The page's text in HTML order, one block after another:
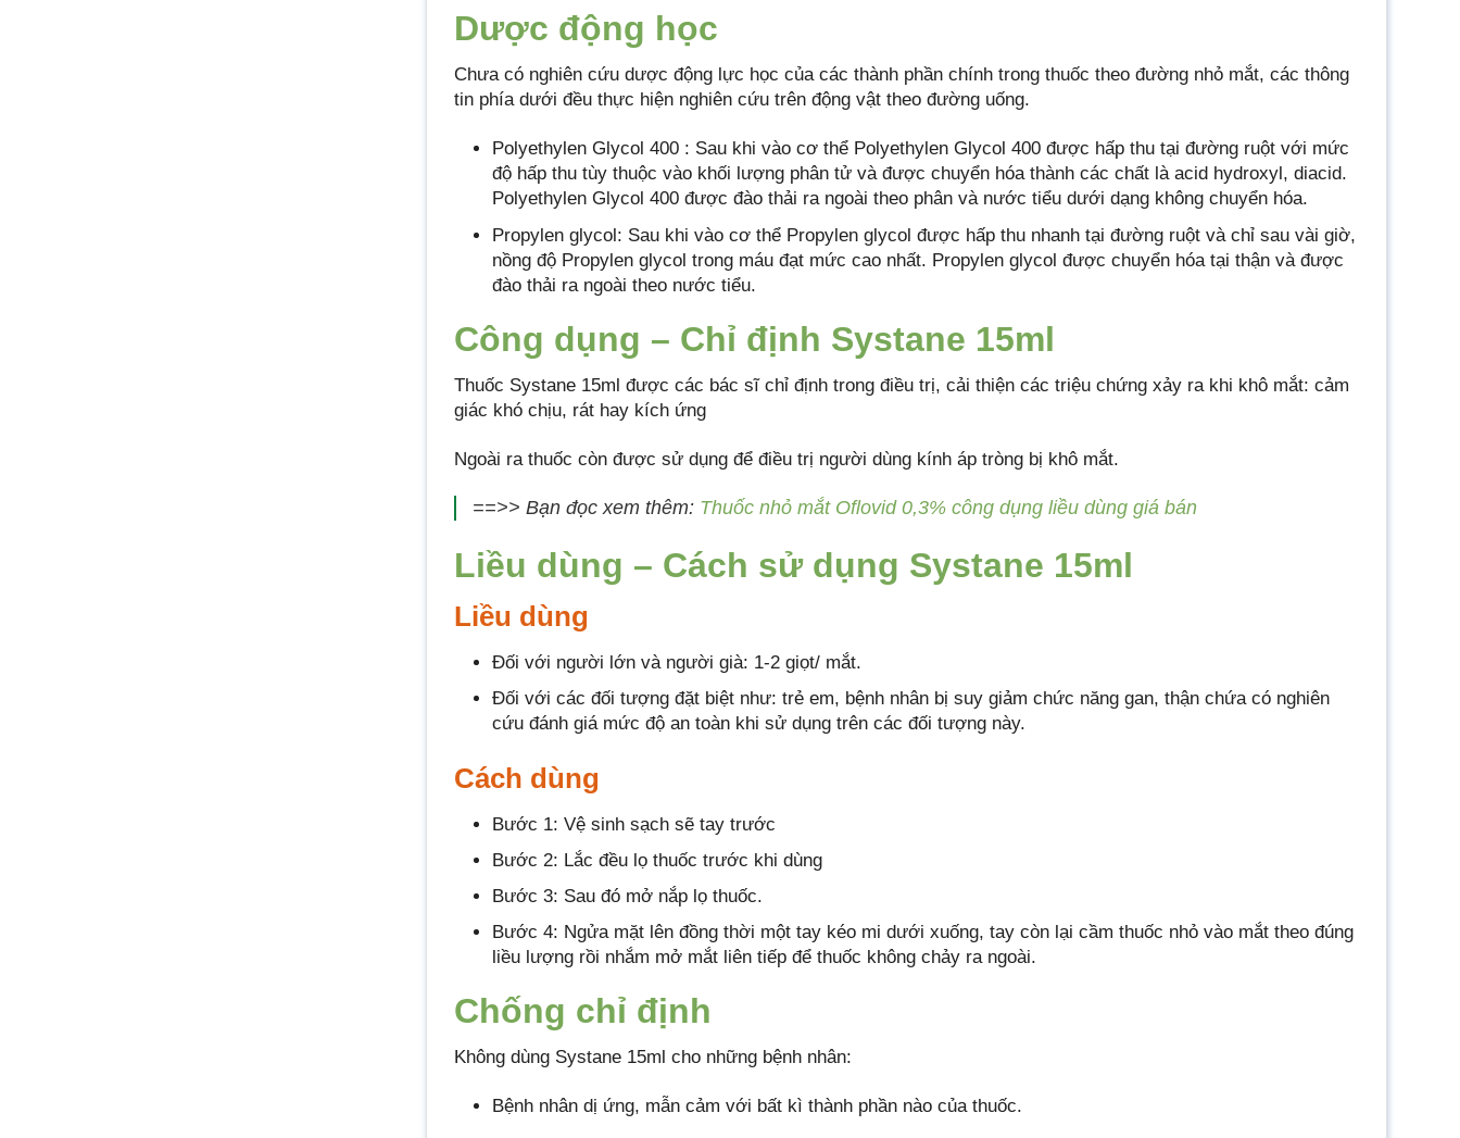
Dược động học
Chưa có nghiên cứu dược động lực học của các thành phần chính trong thuốc theo đường nhỏ mắt, các thông
tin phía dưới đều thực hiện nghiên cứu trên động vật theo đường uống.
Polyethylen Glycol 400 : Sau khi vào cơ thể Polyethylen Glycol 400 được hấp thu tại đường ruột với mức
độ hấp thu tùy thuộc vào khối lượng phân tử và được chuyển hóa thành các chất là acid hydroxyl, diacid.
Polyethylen Glycol 400 được đào thải ra ngoài theo phân và nước tiểu dưới dạng không chuyển hóa.
Propylen glycol: Sau khi vào cơ thể Propylen glycol được hấp thu nhanh tại đường ruột và chỉ sau vài giờ,
nồng độ Propylen glycol trong máu đạt mức cao nhất. Propylen glycol được chuyển hóa tại thận và được
đào thải ra ngoài theo nước tiểu.
Công dụng – Chỉ định Systane 15ml
Thuốc Systane 15ml được các bác sĩ chỉ định trong điều trị, cải thiện các triệu chứng xảy ra khi khô mắt: cảm
giác khó chịu, rát hay kích ứng
Ngoài ra thuốc còn được sử dụng để điều trị người dùng kính áp tròng bị khô mắt.
==>> Bạn đọc xem thêm: Thuốc nhỏ mắt Oflovid 0,3% công dụng liều dùng giá bán
Liều dùng – Cách sử dụng Systane 15ml
Liều dùng
Đối với người lớn và người già: 1-2 giọt/ mắt.
Đối với các đối tượng đặt biệt như: trẻ em, bệnh nhân bị suy giảm chức năng gan, thận chứa có nghiên
cứu đánh giá mức độ an toàn khi sử dụng trên các đối tượng này.
Cách dùng
Bước 1: Vệ sinh sạch sẽ tay trước
Bước 2: Lắc đều lọ thuốc trước khi dùng
Bước 3: Sau đó mở nắp lọ thuốc.
Bước 4: Ngửa mặt lên đồng thời một tay kéo mi dưới xuống, tay còn lại cầm thuốc nhỏ vào mắt theo đúng
liều lượng rồi nhắm mở mắt liên tiếp để thuốc không chảy ra ngoài.
Chống chỉ định
Không dùng Systane 15ml cho những bệnh nhân:
Bệnh nhân dị ứng, mẫn cảm với bất kì thành phần nào của thuốc.